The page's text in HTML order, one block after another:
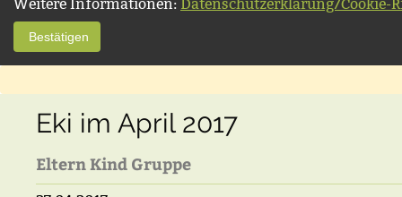
Weitere Informationen: Datenschutzerklärung/Cookie-
Bestätigen
Eki im April 2017
Eltern Kind Gruppe